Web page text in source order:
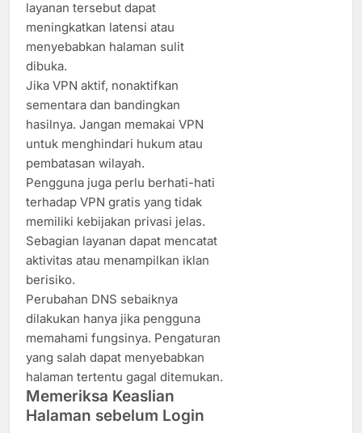
layanan tersebut dapat
meningkatkan latensi atau
menyebabkan halaman sulit
dibuka.
Jika VPN aktif, nonaktifkan
sementara dan bandingkan
hasilnya. Jangan memakai VPN
untuk menghindari hukum atau
pembatasan wilayah.
Pengguna juga perlu berhati-hati
terhadap VPN gratis yang tidak
memiliki kebijakan privasi jelas.
Sebagian layanan dapat mencatat
aktivitas atau menampilkan iklan
berisiko.
Perubahan DNS sebaiknya
dilakukan hanya jika pengguna
memahami fungsinya. Pengaturan
yang salah dapat menyebabkan
halaman tertentu gagal ditemukan.
Memeriksa Keaslian
Halaman sebelum Login